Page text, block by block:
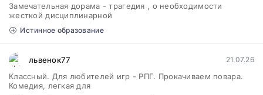
Замечательная дорама - трагедия , о необходимости
жесткой дисциплинарной
Истинное образование
львенок77 21.07.26
Классный. Для любителей игр - РПГ. Прокачиваем повара.
Комедия, легкая для